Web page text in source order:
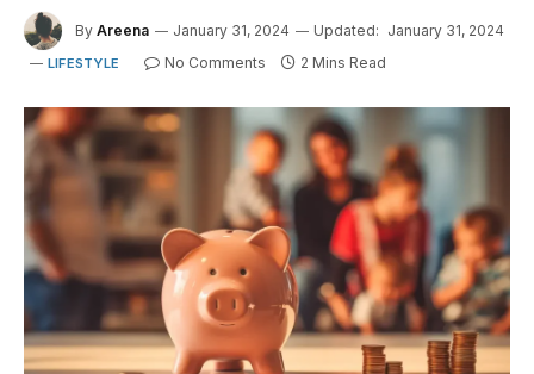
By Areena January 31, 2024 Updated: January 31, 2024
LIFESTYLE No Comments 2 Mins Read